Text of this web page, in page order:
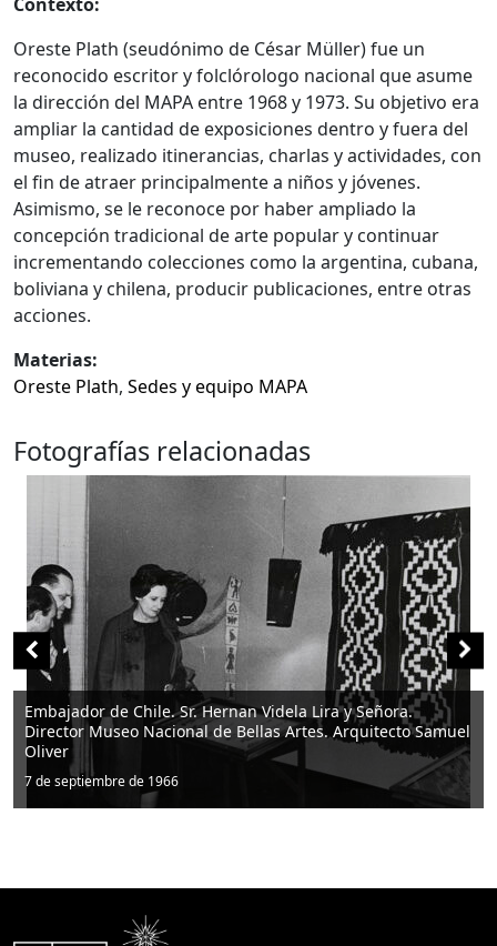
Oreste Plath (seudónimo de César Müller) fue un
reconocido escritor y folclórologo nacional que asume
la dirección del MAPA entre 1968 y 1973. Su objetivo era
ampliar la cantidad de exposiciones dentro y fuera del
museo, realizado itinerancias, charlas y actividades, con
el fin de atraer principalmente a niños y jóvenes.
Asimismo, se le reconoce por haber ampliado la
concepción tradicional de arte popular y continuar
incrementando colecciones como la argentina, cubana,
boliviana y chilena, producir publicaciones, entre otras
acciones.
Materias:
Oreste Plath, Sedes y equipo MAPA
Fotografías relacionadas
Samuel
Director del Museo Arq. Samuel Oliver con
7 de septiembre de 1966